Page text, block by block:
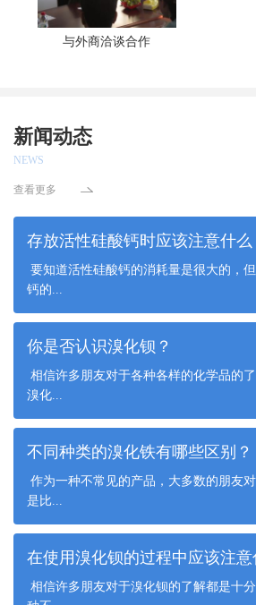
与外商洽谈合作
新闻动态
NEWS
查看更多
存放活性硅酸钙时应该注意什么
要知道活性硅酸钙的消耗量是很大的，
钙的...
你是否认识溴化钡？
相信许多朋友对于各种各样的化学品的
溴化...
不同种类的溴化铁有哪些区别？
作为一种不常见的产品，大多数的朋友
是比...
在使用溴化钡的过程中应该注意
相信许多朋友对于溴化钡的了解都是十